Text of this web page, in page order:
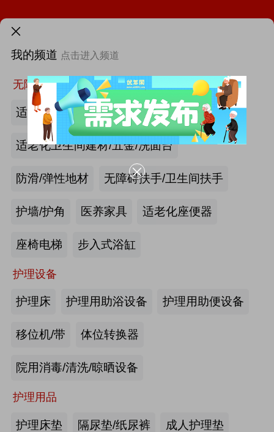
我的频道 点击进入频道
无障碍空间
适老化墙面/天花板
适老化卫生间建材/五金/洗面台
防滑/弹性地材 无障碍扶手/卫生间扶手
护墙/护角 医养家具 适老化座便器
座椅电梯 步入式浴缸
护理设备
护理床 护理用助浴设备 护理用助便设备
移位机/带 体位转换器
院用消毒/清洗/晾晒设备
护理用品
护理床垫 隔尿垫/纸尿裤 成人护理垫
首页 找新闻 找厂商
最新资讯
第46届西部国际医疗器械展览会
产业头条
机构“一件事”上线